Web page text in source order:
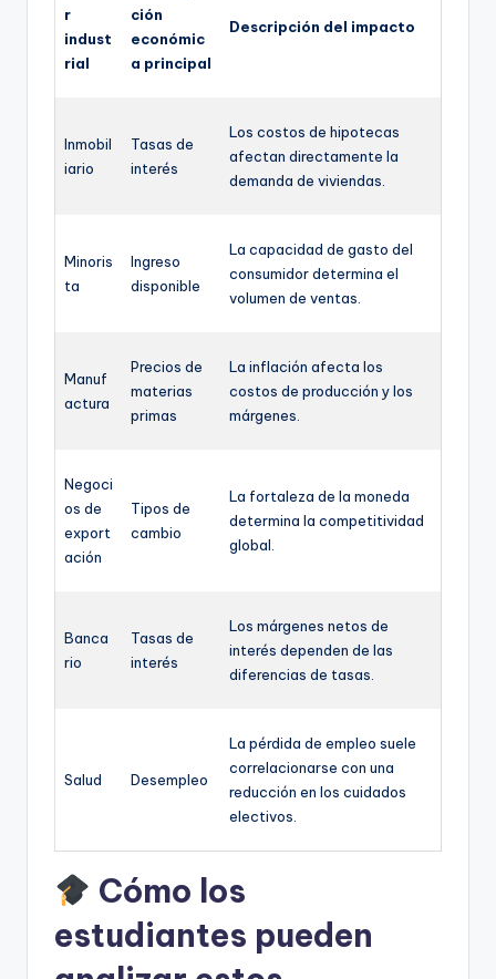
r
indust
rial
ción
económic
a principal
Descripción del impacto
Inmobil
iario
Tasas de
interés
Los costos de hipotecas
afectan directamente la
demanda de viviendas.
Minoris
ta
Ingreso
disponible
La capacidad de gasto del
consumidor determina el
volumen de ventas.
Manuf
actura
Precios de
materias
primas
La inflación afecta los
costos de producción y los
márgenes.
Negoci
os de
export
ación
Tipos de
cambio
La fortaleza de la moneda
determina la competitividad
global.
Banca
rio
Tasas de
interés
Los márgenes netos de
interés dependen de las
diferencias de tasas.
Salud Desempleo
La pérdida de empleo suele
correlacionarse con una
reducción en los cuidados
electivos.
Cómo los
estudiantes pueden